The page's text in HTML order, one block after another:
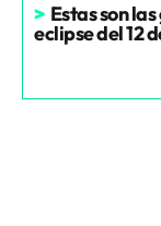
> Estas son
eclipse del 12